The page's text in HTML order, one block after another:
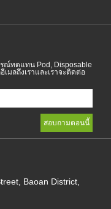
ณ์ทดแทน Pod, Disposable
มลถึงเราและเราจะติดต่อ
Baoan District,